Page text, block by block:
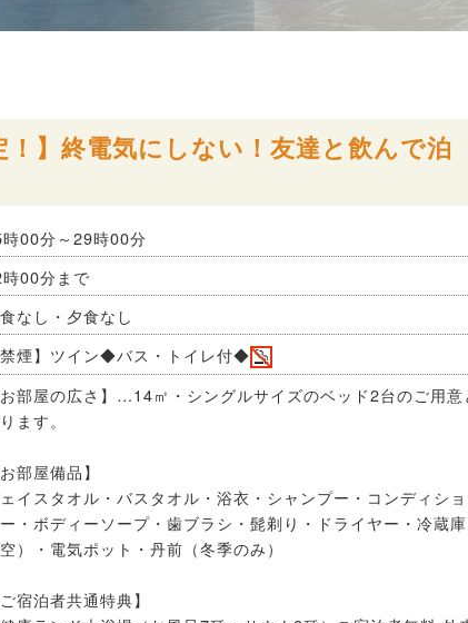
！】終電気にしない！友達と飲んで泊
00分～29時00分
00分まで
なし・夕食なし
禁煙】ツイン◆バス・トイレ付◆
お部屋の広さ】…14㎡・シングルサイズのベッド2台のご用意
ます。
お部屋備品】
イスタオル・バスタオル・浴衣・シャンプー・コンディショ
・ボディーソープ・歯ブラシ・髭剃り・ドライヤー・冷蔵庫
空）・電気ポット・丹前（冬季のみ）
ご宿泊者共通特典】